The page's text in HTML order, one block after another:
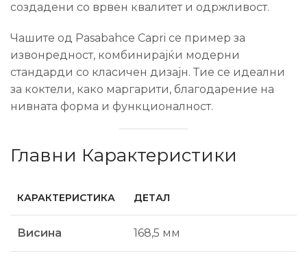
создадени со врвен квалитет и одржливост.
Чашите од Pasabahce Capri се пример за
извонредност, комбинирајќи модерни
стандарди со класичен дизајн. Тие се идеални
за коктели, како маргарити, благодарение на
нивната форма и функционалност.
Главни Карактеристики
КАРАКТЕРИСТИКА ДЕТАЛ
Висина 168,5 мм